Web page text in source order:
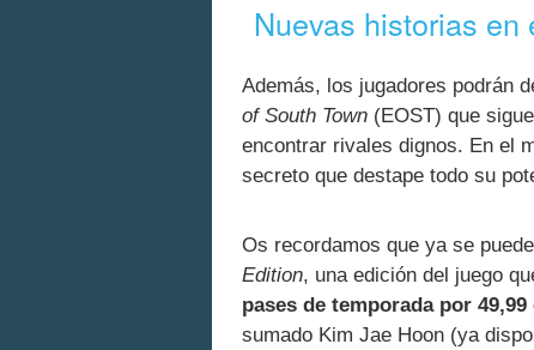
Nuevas historias
Además, los jugadores podrán
of South Town (EOST) que
encontrar rivales dignos. En el
secreto que destape todo su
Os recordamos que ya se
Edition, una edición del juego
pases de temporada por 49,99
sumado Kim Jae Hoon (ya